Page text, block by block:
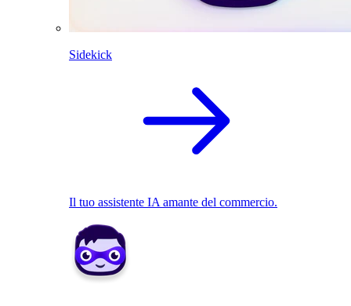
Sidekick
Il tuo assistente IA amante del commercio.